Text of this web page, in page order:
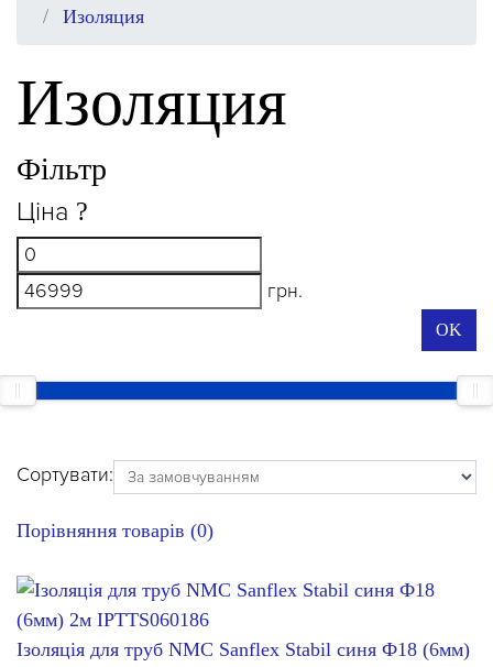
Изоляция
Изоляция
Фільтр
Ціна ?
грн.
OK
Сортувати:
Порівняння товарів (0)
Ізоляція для труб NMC Sanflex Stabil синя Ф18 (6мм)